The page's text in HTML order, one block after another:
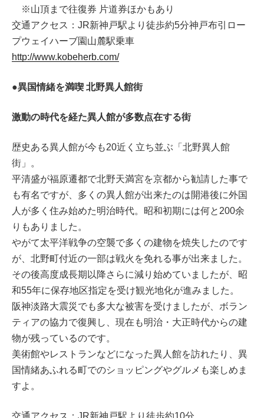
※山頂まで往復券 片道券ほかもあり
交通アクセス：JR新神戸駅より徒歩約5分神戸布引ロー
プウェイハーブ園山麓駅乗車
http://www.kobeherb.com/
●異国情緒を満喫 北野異人館街
激動の時代を経た異人館が多数点在する街
歴史ある異人館が今も20近く立ち並ぶ「北野異人館
街」。
平清盛が福原遷都で北野天満宮を京都から勧請した事で
も有名ですが、多くの異人館が出来たのは開港後に外国
人が多く住み始めた明治時代。昭和初期には何と200余
りもありました。
やがて太平洋戦争の空襲で多くの建物を焼失したのです
が、北野町付近の一部は戦火を免れる事が出来ました。
その後高度成長期以降さらに減り始めていましたが、昭
和55年に保存地区指定を受け観光地化が進みました。
阪神淡路大震災でも多大な被害を受けましたが、ボラン
ティアの協力で復興し、現在も明治・大正時代からの建
物が残っているのです。
美術館やレストランなどになった異人館を訪れたり、異
国情緒あふれる町でのショッピングやグルメも楽しめま
すよ。
交通アクセス：JR新神戸駅より徒歩約10分